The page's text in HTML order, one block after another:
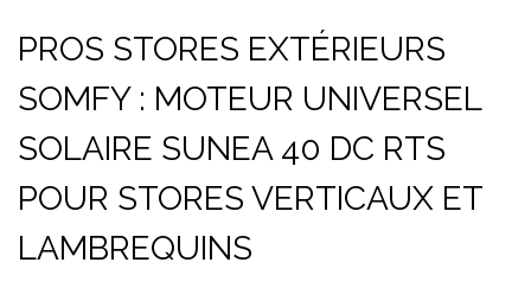
PROS STORES EXTÉRIEURS
SOMFY : MOTEUR UNIVERSEL
SOLAIRE SUNEA 40 DC RTS
POUR STORES VERTICAUX ET
LAMBREQUINS